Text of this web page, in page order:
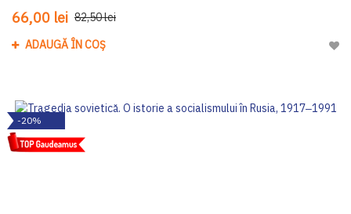
66,00 lei 82,50 lei
ADAUGĂ ÎN COȘ
-20%